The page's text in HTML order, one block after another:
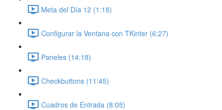
Meta del Día 12 (1:18)
Configurar la Ventana con TKinter (6:27)
Paneles (14:18)
Checkbuttons (11:45)
Cuadros de Entrada (8:05)